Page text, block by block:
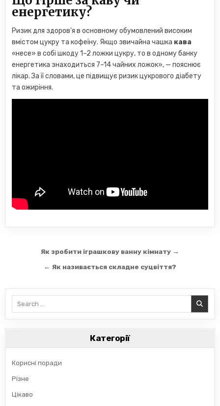
енергетику?
Ризик для здоров'я в основному обумовлений високим
вмістом цукру та кофеїну. Якщо звичайна чашка кава
«несе» в собі шкоду 1–2 ложки цукру, то в одному банку
енергетика знаходиться 7–14 чайних ложок», — пояснює
лікар. За її словами, це підвищує ризик цукрового діабету
та ожиріння.
Навігація
записів
Як зробити іграшкову ванну кімнату →
← Як називається складне суцвіття?
Категорії
Корисні поради
Різне
Цікаво